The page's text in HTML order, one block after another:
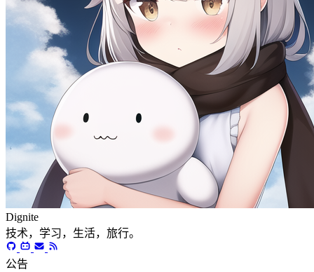
Dignite
技术，学习，生活，旅行。
公告